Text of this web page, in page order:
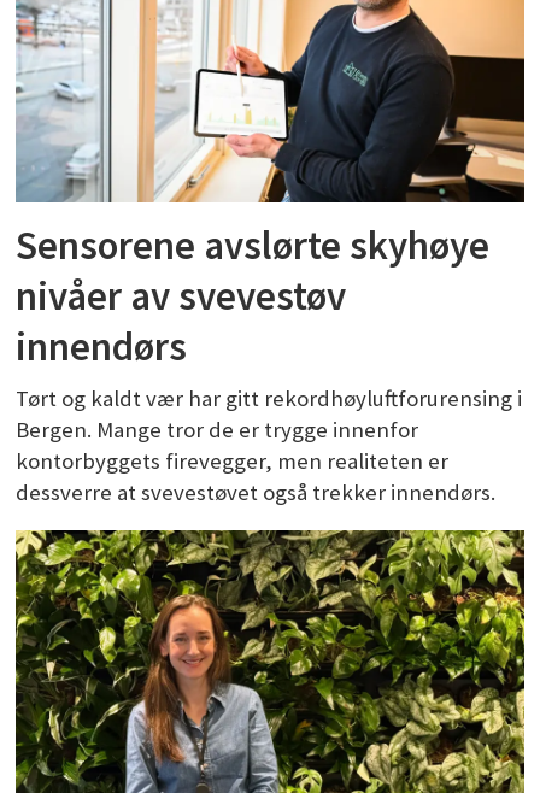
Sensorene avslørte skyhøye
nivåer av svevestøv
innendørs
Tørt og kaldt vær har gitt rekordhøyluftforurensing i
Bergen. Mange tror de er trygge innenfor
kontorbyggets firevegger, men realiteten er
dessverre at svevestøvet også trekker innendørs.